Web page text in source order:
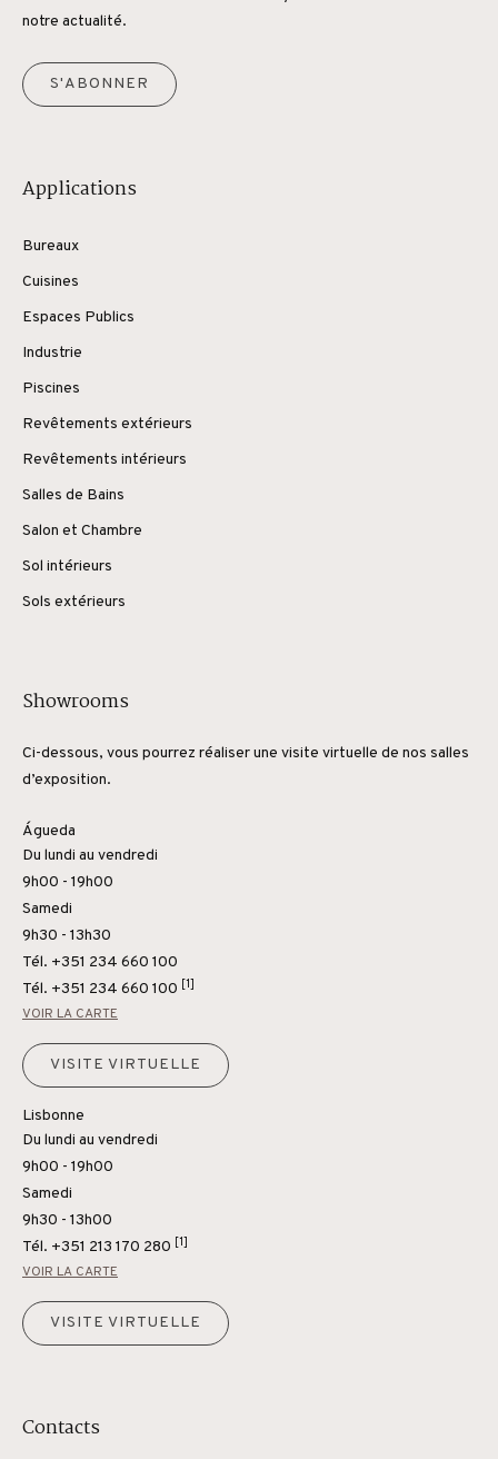
notre actualité.
S'ABONNER
Applications
Bureaux
Cuisines
Espaces Publics
Industrie
Piscines
Revêtements extérieurs
Revêtements intérieurs
Salles de Bains
Salon et Chambre
Sol intérieurs
Sols extérieurs
Showrooms
Ci-dessous, vous pourrez réaliser une visite virtuelle de nos salles
d’exposition.
Águeda
Du lundi au vendredi
9h00 - 19h00
Samedi
9h30 - 13h30
Tél. +351 234 660 100
Tél. +351 234 660 100 [1]
VOIR LA CARTE
VISITE VIRTUELLE
Lisbonne
Du lundi au vendredi
9h00 - 19h00
Samedi
9h30 - 13h00
Tél. +351 213 170 280 [1]
VOIR LA CARTE
VISITE VIRTUELLE
Contacts